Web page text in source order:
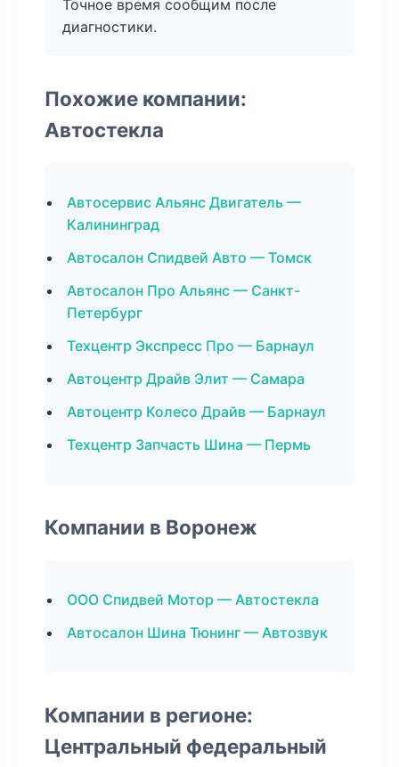
Точное время сообщим после
диагностики.
Похожие компании:
Автостекла
Автосервис Альянс Двигатель —
Калининград
Автосалон Спидвей Авто — Томск
Автосалон Про Альянс — Санкт-
Петербург
Техцентр Экспресс Про — Барнаул
Автоцентр Драйв Элит — Самара
Автоцентр Колесо Драйв — Барнаул
Техцентр Запчасть Шина — Пермь
Компании в Воронеж
ООО Спидвей Мотор — Автостекла
Автосалон Шина Тюнинг — Автозвук
Компании в регионе:
Центральный федеральный